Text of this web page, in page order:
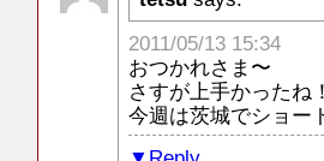
2011/05/13 15:34
おつかれさま〜
さすが上手かったね！
今週は茨城でショー